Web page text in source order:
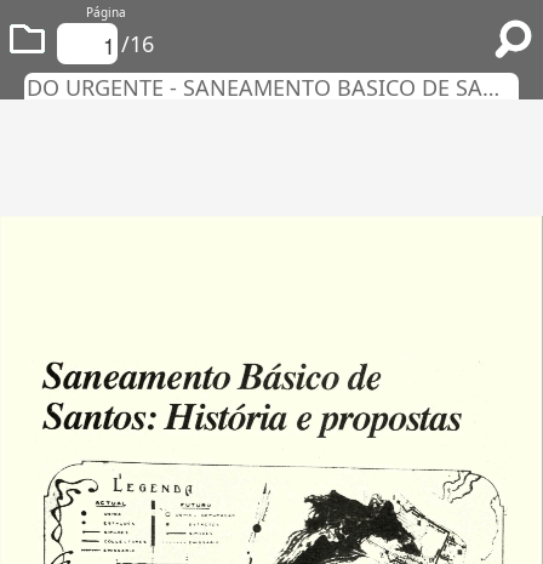
Página
/16
DO URGENTE - SANEAMENTO BASICO DE SANTOS - HISTORIAS E PROPOSTAS